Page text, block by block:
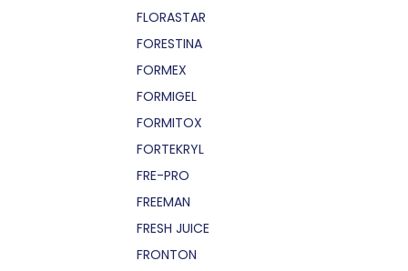
FLORASTAR
FORESTINA
FORMEX
FORMIGEL
FORMITOX
FORTEKRYL
FRE-PRO
FREEMAN
FRESH JUICE
FRONTON